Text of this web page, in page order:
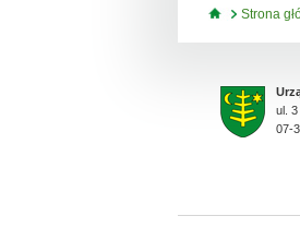
Jesteś
Strona
ul.
07-